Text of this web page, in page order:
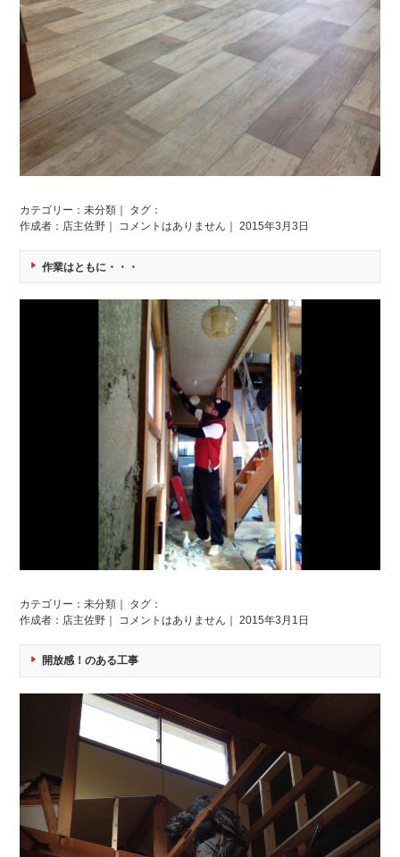
カテゴリー： 未分類 ｜ タグ：
作成者：店主佐野｜ コメントはありません ｜ 2015年3月3日
作業はともに・・・
カテゴリー： 未分類 ｜ タグ：
作成者：店主佐野｜ コメントはありません ｜ 2015年3月1日
開放感！のある工事